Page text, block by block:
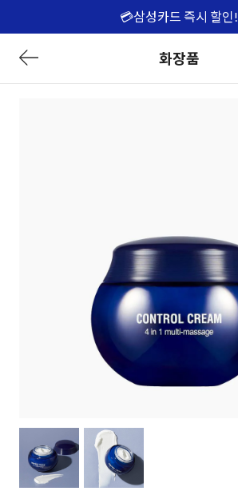
💳삼성카드 즉시 할인!
화장품